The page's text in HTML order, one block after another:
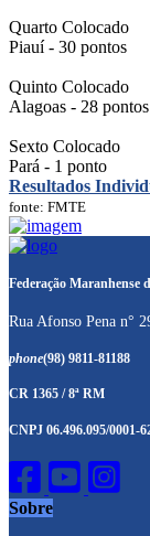
Quarto Colocado
Piauí - 30 pontos
Quinto Colocado
Alagoas - 28 pontos
Sexto Colocado
Pará - 1 ponto
Resultados
fonte: FMTE
Federação Maranhense
Rua Afonso Pena n°
phone(98) 9811-81188
CR 1365 / 8ª RM
CNPJ 06.496.095/0001-
Sobre